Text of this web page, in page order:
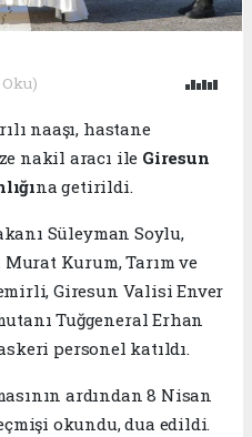
naaşı, hastane
nakil aracı ile Giresun
na getirildi.
Süleyman Soylu,
Kurum, Tarım ve
Giresun Valisi Enver
Tuğgeneral Erhan
personel katıldı.
ardından 8 Nisan
okundu, dua edildi.